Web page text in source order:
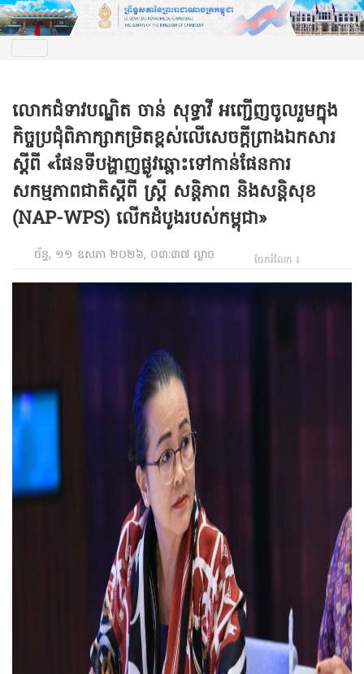
លោកជំទាវបណ្ឌិត ចាន់ សុទ្ធាវី អញ្ជើញចូលរួមក្នុង
កិច្ចប្រជុំពិភាក្សាកម្រិតខ្ពស់លើសេចក្តីព្រាងឯកសារ
ស្តីពី «ផែនទីបង្ហាញផ្លូវឆ្ពោះទៅកាន់ផែនការ
សកម្មភាពជាតិស្តីពី ស្ត្រី សន្តិភាព និងសន្តិសុខ
(NAP-WPS) លើកដំបូងរបស់កម្ពុជា»
ច័ន្ទ, ១១ ឧសភា ២០២៦, ០៣:៣៧ ល្ងាច ចែករំលែក ៖